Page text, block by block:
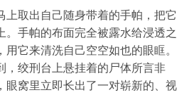
上取出自己随身带着的手帕，把它
。手帕的布面完全被露水给浸透之
它来清洗自己空空如也的眼眶。
，绞刑台上悬挂着的尸体所言非
眼窝里立即长出了一对崭新的、视